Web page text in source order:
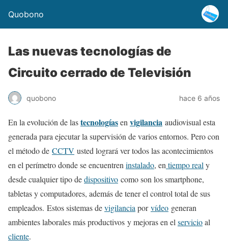
Quobono
Las nuevas tecnologías de
Circuito cerrado de Televisión
quobono hace 6 años
En la evolución de lastecnologíasen vigilancia audiovisual esta
generada para ejecutar la supervisión de varios entornos. Pero con
el método de CCTV usted logrará ver todos las acontecimientos
en el perímetro donde se encuentren instalado, en tiempo real y
desde cualquier tipo dedispositivo como son los smartphone,
tabletas y computadores, además de tener el control total de sus
empleados. Estos sistemas devigilancia porvídeo generan
ambientes laborales más productivos y mejoras en el servicioal
cliente.